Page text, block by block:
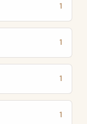
1
1
1
1